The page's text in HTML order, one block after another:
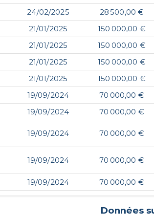
24/02/2025 28 500,00 €
21/01/2025 150 000,00 €
21/01/2025 150 000,00 €
21/01/2025 150 000,00 €
21/01/2025 150 000,00 €
19/09/2024 70 000,00 €
19/09/2024 70 000,00 €
19/09/2024 70 000,00 €
19/09/2024 70 000,00 €
19/09/2024 70 000,00 €
Données